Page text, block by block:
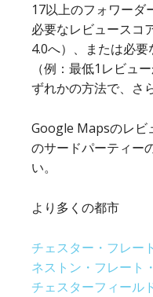
17以上のフォワーダ
必要なレビュースコ
4.0へ）、または必
（例：最低1レビュ
ずれかの方法で、さ
Google Mapsのレビ
のサードパーティー
い。
より多くの都市
チェスター・フレー
ネストン・フレート
チェスターフィール